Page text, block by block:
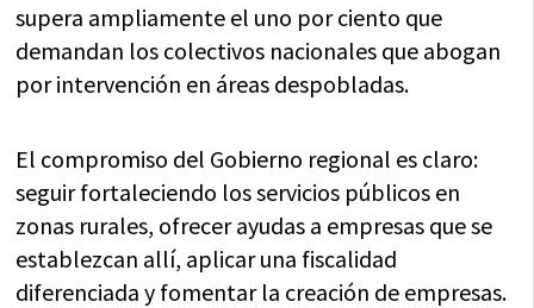
supera ampliamente el uno por ciento que
demandan los colectivos nacionales que abogan
por intervención en áreas despobladas.
El compromiso del Gobierno regional es claro:
seguir fortaleciendo los servicios públicos en
zonas rurales, ofrecer ayudas a empresas que se
establezcan allí, aplicar una fiscalidad
diferenciada y fomentar la creación de empresas.